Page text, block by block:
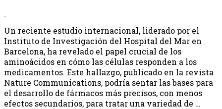
Un reciente estudio internacional, liderado por el
Instituto de Investigación del Hospital del Mar en
Barcelona, ha revelado el papel crucial de los
aminoácidos en cómo las células responden a los
medicamentos. Este hallazgo, publicado en la revista
Nature Communications, podría sentar las bases para
el desarrollo de fármacos más precisos, con menos
efectos secundarios, para tratar una variedad de …